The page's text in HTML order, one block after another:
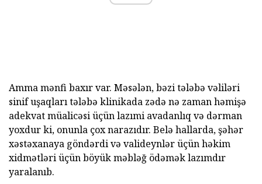
Amma mənfi baxır var. Məsələn, bəzi tələbə vəliləri
sinif uşaqları tələbə klinikada zədə nə zaman həmişə
adekvat müalicəsi üçün lazımi avadanlıq və dərman
yoxdur ki, onunla çox narazıdır. Belə hallarda, şəhər
xəstəxanaya göndərdi və valideynlər üçün həkim
xidmətləri üçün böyük məbləğ ödəmək lazımdır
yaralanıb.